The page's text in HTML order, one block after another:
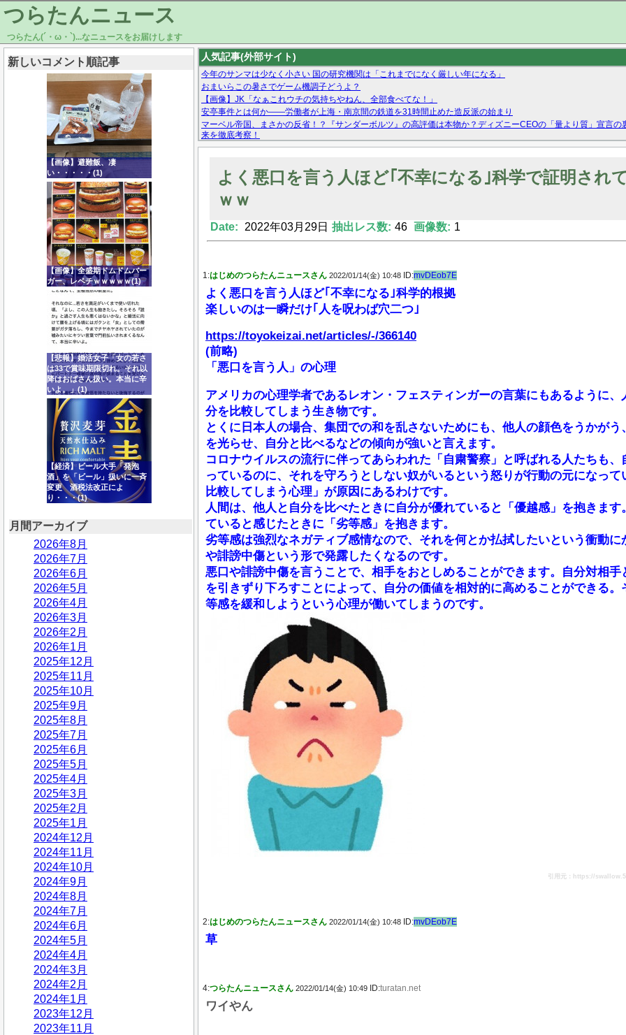
つらたんニュース
つらたん(´・ω・`)...なニュースをお届けします
新しいコメント順記事
【画像】避難飯、凄
い・・・・・(1)
【画像】全盛期ドムドムバー
ガー、レベチｗｗｗｗｗ(1)
【悲報】婚活女子「女の若さ
は33で賞味期限切れ。それ以
降はおばさん扱い。本当に辛
いよ。」(1)
【経済】ビール大手「発泡
酒」を「ビール」扱いに一斉
変更 酒税法改正によ
り・・・(1)
月間アーカイブ
2026年8月
2026年7月
2026年6月
2026年5月
2026年4月
2026年3月
2026年2月
2026年1月
2025年12月
2025年11月
2025年10月
2025年9月
2025年8月
2025年7月
2025年6月
2025年5月
2025年4月
2025年3月
2025年2月
2025年1月
2024年12月
2024年11月
2024年10月
2024年9月
2024年8月
2024年7月
2024年6月
2024年5月
2024年4月
2024年3月
2024年2月
2024年1月
2023年12月
2023年11月
人気記事(外部サイト)
今年のサンマは少なく小さい 国の研究機関は「これまでになく厳しい年になる」
おまいらこの暑さでゲーム機調子どうよ？
【画像】JK「なぁこれウチの気持ちやねん、全部食べてな！」
安亭事件とは何か——労働者が上海・南京間の鉄道を31時間止めた造反派の始まり
マーベル帝国、まさかの反省！？『サンダーボルツ』の高評価は本物か？ディズニーCEOの「量より質」宣言
来を徹底考察！
【モー娘。石田亜佑美】ファーストテイク出演も新規獲得ならず？北川莉央が1位に
Powered by livedoor 相互RSS
よく悪口を言う人ほど｢不幸になる｣科学で証明され
ｗｗ
Date: 2022年03月29日 抽出レス数: 46 画像数: 1
1:はじめのつらたんニュースさん 2022/01/14(金) 10:48 ID:mvDEob7E
よく悪口を言う人ほど｢不幸になる｣科学的根拠
楽しいのは一瞬だけ｢人を呪わば穴二つ｣
https://toyokeizai.net/articles/-/366140
(前略)
「悪口を言う人」の心理
アメリカの心理学者であるレオン・フェスティンガーの言葉にもあるように、
分を比較してしまう生き物です。
とくに日本人の場合、集団での和を乱さないためにも、他人の顔色をうかがう
を光らせ、自分と比べるなどの傾向が強いと言えます。
コロナウイルスの流行に伴ってあらわれた「自粛警察」と呼ばれる人たちも
っているのに、それを守ろうとしない奴がいるという怒りが行動の元になって
比較してしまう心理」が原因にあるわけです。
人間は、他人と自分を比べたときに自分が優れていると「優越感」を抱きま
ていると感じたときに「劣等感」を抱きます。
劣等感は強烈なネガティブ感情なので、それを何とか払拭したいという衝動に
や誹謗中傷という形で発露したくなるのです。
悪口や誹謗中傷を言うことで、相手をおとしめることができます。自分対相
を引きずり下ろすことによって、自分の価値を相対的に高めることができる
等感を緩和しようという心理が働いてしまうのです。
引用元：https://
2:はじめのつらたんニュースさん 2022/01/14(金) 10:48 ID:mvDEob7E
草
4:つらたんニュースさん 2022/01/14(金) 10:49 ID:turatan.net
ワイやん